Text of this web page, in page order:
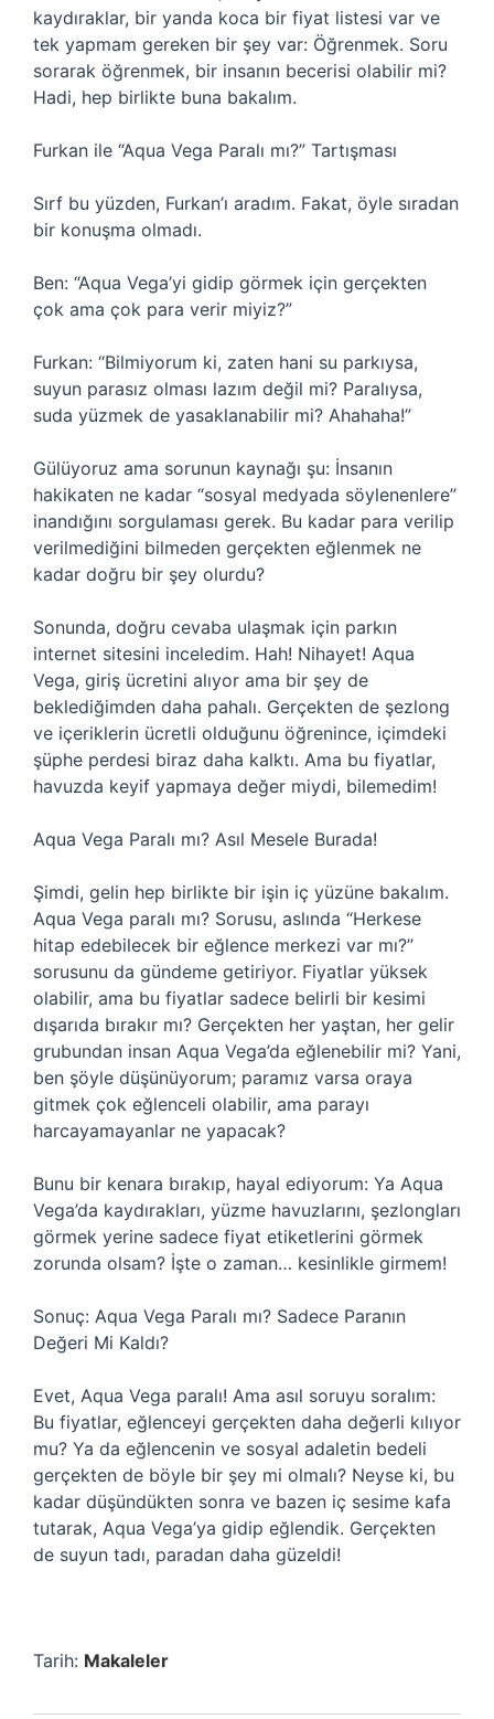
kaydıraklar, bir yanda koca bir fiyat listesi var ve
tek yapmam gereken bir şey var: Öğrenmek. Soru
sorarak öğrenmek, bir insanın becerisi olabilir mi?
Hadi, hep birlikte buna bakalım.
Furkan ile “Aqua Vega Paralı mı?” Tartışması
Sırf bu yüzden, Furkan’ı aradım. Fakat, öyle sıradan
bir konuşma olmadı.
Ben: “Aqua Vega’yi gidip görmek için gerçekten
çok ama çok para verir miyiz?”
Furkan: “Bilmiyorum ki, zaten hani su parkıysa,
suyun parasız olması lazım değil mi? Paralıysa,
suda yüzmek de yasaklanabilir mi? Ahahaha!”
Gülüyoruz ama sorunun kaynağı şu: İnsanın
hakikaten ne kadar “sosyal medyada söylenenlere”
inandığını sorgulaması gerek. Bu kadar para verilip
verilmediğini bilmeden gerçekten eğlenmek ne
kadar doğru bir şey olurdu?
Sonunda, doğru cevaba ulaşmak için parkın
internet sitesini inceledim. Hah! Nihayet! Aqua
Vega, giriş ücretini alıyor ama bir şey de
beklediğimden daha pahalı. Gerçekten de şezlong
ve içeriklerin ücretli olduğunu öğrenince, içimdeki
şüphe perdesi biraz daha kalktı. Ama bu fiyatlar,
havuzda keyif yapmaya değer miydi, bilemedim!
Aqua Vega Paralı mı? Asıl Mesele Burada!
Şimdi, gelin hep birlikte bir işin iç yüzüne bakalım.
Aqua Vega paralı mı? Sorusu, aslında “Herkese
hitap edebilecek bir eğlence merkezi var mı?”
sorusunu da gündeme getiriyor. Fiyatlar yüksek
olabilir, ama bu fiyatlar sadece belirli bir kesimi
dışarıda bırakır mı? Gerçekten her yaştan, her gelir
grubundan insan Aqua Vega’da eğlenebilir mi? Yani,
ben şöyle düşünüyorum; paramız varsa oraya
gitmek çok eğlenceli olabilir, ama parayı
harcayamayanlar ne yapacak?
Bunu bir kenara bırakıp, hayal ediyorum: Ya Aqua
Vega’da kaydırakları, yüzme havuzlarını, şezlongları
görmek yerine sadece fiyat etiketlerini görmek
zorunda olsam? İşte o zaman… kesinlikle girmem!
Sonuç: Aqua Vega Paralı mı? Sadece Paranın
Değeri Mi Kaldı?
Evet, Aqua Vega paralı! Ama asıl soruyu soralım:
Bu fiyatlar, eğlenceyi gerçekten daha değerli kılıyor
mu? Ya da eğlencenin ve sosyal adaletin bedeli
gerçekten de böyle bir şey mi olmalı? Neyse ki, bu
kadar düşündükten sonra ve bazen iç sesime kafa
tutarak, Aqua Vega’ya gidip eğlendik. Gerçekten
de suyun tadı, paradan daha güzeldi!
Tarih: Makaleler